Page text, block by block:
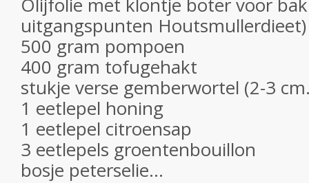
uitgangspunten Houtsmullerdieet)
500 gram pompoen
400 gram tofugehakt
stukje verse gemberwortel (2-3
1 eetlepel honing
1 eetlepel citroensap
3 eetlepels groentenbouillon
bosje peterselie...